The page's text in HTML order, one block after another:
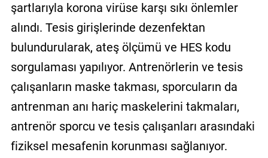
şartlarıyla korona virüse karşı sıkı önlemler
alındı. Tesis girişlerinde dezenfektan
bulundurularak, ateş ölçümü ve HES kodu
sorgulaması yapılıyor. Antrenörlerin ve tesis
çalışanların maske takması, sporcuların da
antrenman anı hariç maskelerini takmaları,
antrenör sporcu ve tesis çalışanları arasındaki
fiziksel mesafenin korunması sağlanıyor.